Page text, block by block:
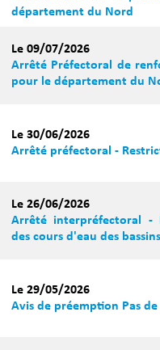
département du Nord
Le 09/07/2026
Arrêté Préfectoral de
pour le département du
Le 30/06/2026
Arrêté préfectoral -
Le 26/06/2026
Arrêté interpréfectoral -
des cours d'eau des
Le 29/05/2026
Avis de préemption Pas de